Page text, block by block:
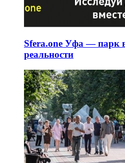
Sfera.one Уфа — парк
реальности